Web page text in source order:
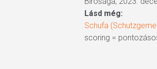
Lásd még:
Schufa
scoring =